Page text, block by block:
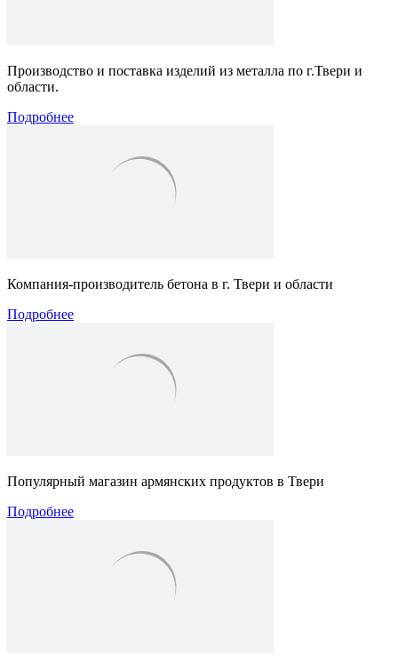
Производство и поставка изделий из металла по г.Твери и
области.
Подробнее
Компания-производитель бетона в г. Твери и области
Подробнее
Популярный магазин армянских продуктов в Твери
Подробнее